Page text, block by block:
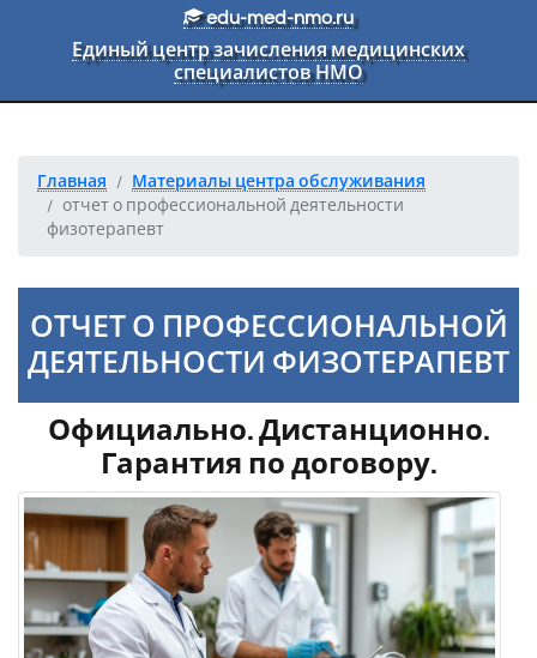
Перейти к основному текстуedu-med-nmo.ru
Единый центр зачисления медицинских
специалистов НМО
Главная
Материалы центра обслуживания
отчет о профессиональной деятельности
физотерапевт
ОТЧЕТ О ПРОФЕССИОНАЛЬНОЙ
ДЕЯТЕЛЬНОСТИ ФИЗОТЕРАПЕВТ
Официально. Дистанционно.
Гарантия по договору.